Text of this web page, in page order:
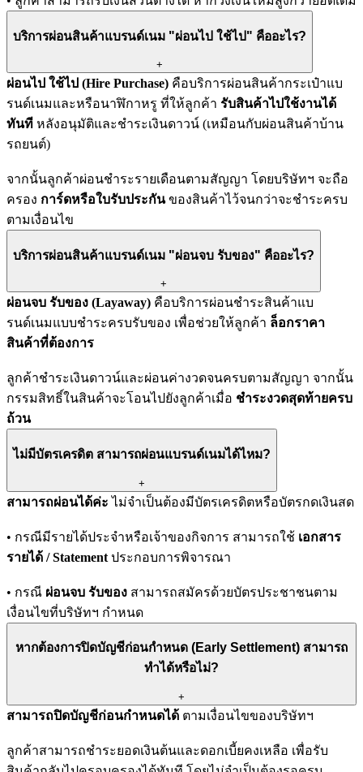
บริการผ่อนสินค้าแบรนด์เนม "ผ่อนไป ใช้ไป" คืออะไร?
+
ผ่อนไป ใช้ไป (Hire Purchase) คือบริการผ่อนสินค้ากระเป๋าแบ
รนด์เนมและหรือนาฬิกาหรู ที่ให้ลูกค้า รับสินค้าไปใช้งานได้
ทันที หลังอนุมัติและชำระเงินดาวน์ (เหมือนกับผ่อนสินค้าบ้าน
รถยนต์)
จากนั้นลูกค้าผ่อนชำระรายเดือนตามสัญญา โดยบริษัทฯ จะถือ
ครอง การ์ดหรือใบรับประกันของสินค้าไว้จนกว่าจะชำระครบ
ตามเงื่อนไข
บริการผ่อนสินค้าแบรนด์เนม "ผ่อนจบ รับของ" คืออะไร?
+
ผ่อนจบ รับของ (Layaway) คือบริการผ่อนชำระสินค้าแบ
รนด์เนมแบบชำระครบรับของ เพื่อช่วยให้ลูกค้า ล็อกราคา
สินค้าที่ต้องการ
ลูกค้าชำระเงินดาวน์และผ่อนค่างวดจนครบตามสัญญา จากนั้น
กรรมสิทธิ์ในสินค้าจะโอนไปยังลูกค้าเมื่อ ชำระงวดสุดท้ายครบ
ถ้วน
ไม่มีบัตรเครดิต สามารถผ่อนแบรนด์เนมได้ไหม?
+
สามารถผ่อนได้ค่ะ ไม่จำเป็นต้องมีบัตรเครดิตหรือบัตรกดเงินสด
• กรณีมีรายได้ประจำหรือเจ้าของกิจการ สามารถใช้ เอกสาร
รายได้ / Statement ประกอบการพิจารณา
• กรณี ผ่อนจบ รับของ สามารถสมัครด้วยบัตรประชาชนตาม
เงื่อนไขที่บริษัทฯ กำหนด
หากต้องการปิดบัญชีก่อนกำหนด (Early Settlement) สามารถ
ทำได้หรือไม่?
+
สามารถปิดบัญชีก่อนกำหนดได้ ตามเงื่อนไขของบริษัทฯ
ลูกค้าสามารถชำระยอดเงินต้นและดอกเบี้ยคงเหลือ เพื่อรับ